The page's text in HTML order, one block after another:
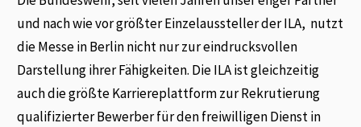
und nach wie vor größter Einzelaussteller der ILA, nutzt
die Messe in Berlin nicht nur zur eindrucksvollen
Darstellung ihrer Fähigkeiten. Die ILA ist gleichzeitig
auch die größte Karriereplattform zur Rekrutierung
qualifizierter Bewerber für den freiwilligen Dienst in